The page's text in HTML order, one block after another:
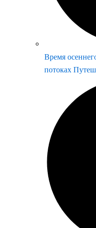
Время
потоках